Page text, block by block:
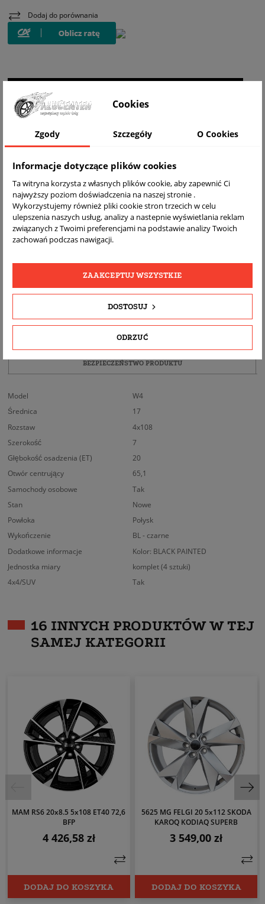
Dodaj do porównania
DARMOWA
WYSYŁKA
BEZPŁATNY
REALNE
SZCZEGÓŁY PRODUKTU
OPIS
DOPASOWANIE
BEZPIECZEŃSTWO PRODUKTU
Model
W4
Średnica
17
Rozstaw
4x108
Szerokość
7
Głębokość osadzenia (ET)
20
Otwór centrujący
65,1
Samochody osobowe
Tak
Stan
Nowe
Powłoka
Połysk
Wykończenie
BL - czarne
Dodatkowe informacje
Kolor: BLACK PAINTED
Jednostka miary
komplet (4 sztuki)
4x4/SUV
Tak
16 INNYCH PRODUKTÓW W TEJ
SAMEJ KATEGORII
MAM RS6 20x8.5 5x108 ET40 72,6
BFP
Cena
4 426,58 zł
DODAJ DO KOSZYKA
5625 MG FELGI 20 5x112 SKODA
KAROQ KODIAQ SUPERB
Cena
3 549,00 zł
DODAJ DO KOSZYKA
Cookies
Zgody Szczegóły O Cookies
Informacje dotyczące plików cookies
Ta witryna korzysta z własnych plików cookie, aby zapewnić Ci
najwyższy poziom doświadczenia na naszej stronie .
Wykorzystujemy również pliki cookie stron trzecich w celu
ulepszenia naszych usług, analizy a nastepnie wyświetlania reklam
związanych z Twoimi preferencjami na podstawie analizy Twoich
zachowań podczas nawigacji.
ODRZUĆ
DOSTOSUJ
ZAAKCEPTUJ WSZYSTKIE